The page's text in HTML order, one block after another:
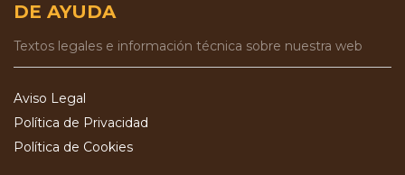
DE AYUDA
Textos legales e información técnica sobre nuestra web
Aviso Legal
Política de Privacidad
Política de Cookies